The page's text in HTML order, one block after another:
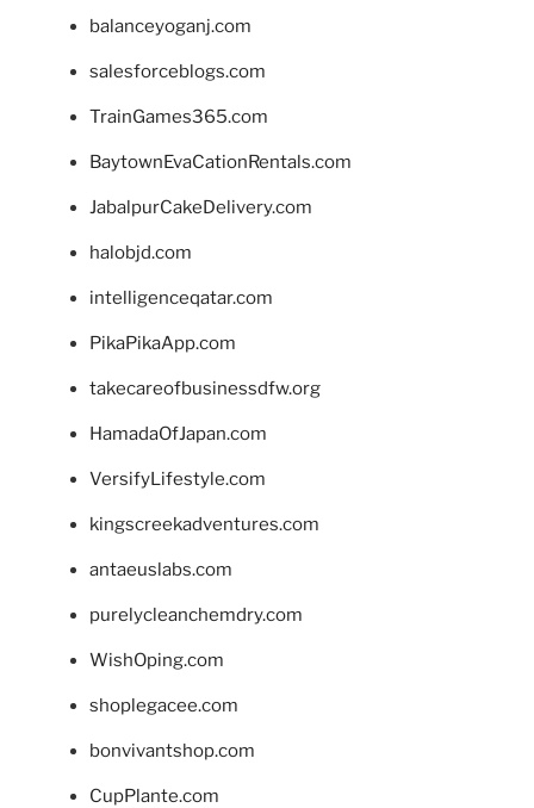
balanceyoganj.com
salesforceblogs.com
TrainGames365.com
BaytownEvaCationRentals.com
JabalpurCakeDelivery.com
halobjd.com
intelligenceqatar.com
PikaPikaApp.com
takecareofbusinessdfw.org
HamadaOfJapan.com
VersifyLifestyle.com
kingscreekadventures.com
antaeuslabs.com
purelycleanchemdry.com
WishOping.com
shoplegacee.com
bonvivantshop.com
CupPlante.com